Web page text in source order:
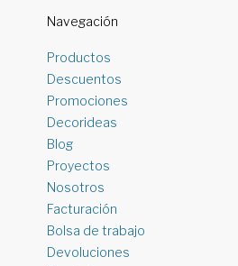
Navegación
Productos
Descuentos
Promociones
Decorideas
Blog
Proyectos
Nosotros
Facturación
Bolsa de trabajo
Devoluciones